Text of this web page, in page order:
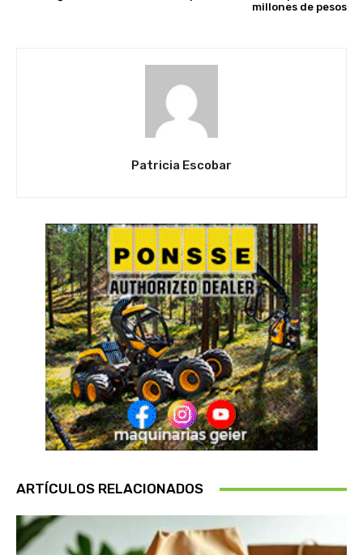
millones de pesos
Patricia Escobar
ARTÍCULOS RELACIONADOS